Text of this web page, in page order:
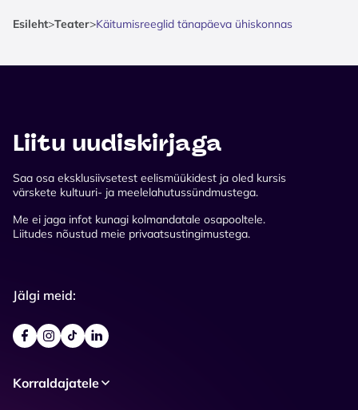
Esileht>Teater>Käitumisreeglid tänapäeva ühiskonnas
Liitu uudiskirjaga
Saa osa eksklusiivsetest eelismüükidest ja oled kursis
värskete kultuuri- ja meelelahutussündmustega.
Me ei jaga infot kunagi kolmandatale osapooltele.
Liitudes nõustud meie privaatsustingimustega.
Jälgi meid:
Korraldajatele